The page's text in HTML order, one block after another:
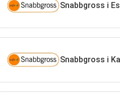
Snabbgross i
Snabbgross i